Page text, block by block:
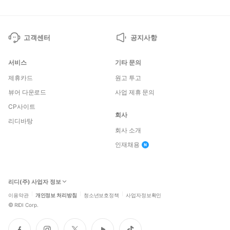
고객센터 공지사항
서비스
제휴카드
뷰어 다운로드
CP사이트
리디바탕
기타 문의
원고 투고
사업 제휴 문의
회사
회사 소개
인재채용
리디(주) 사업자 정보
이용약관 개인정보 처리방침 청소년보호정책 사업자정보확인
© RIDI Corp.